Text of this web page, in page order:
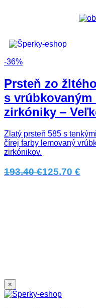
-36%
Prsteň zo
s
zirkóniky –
Zlatý prsteň 585 s
čírej farby lemovaný
zirkónikov.
193.40 €125.70 €
×